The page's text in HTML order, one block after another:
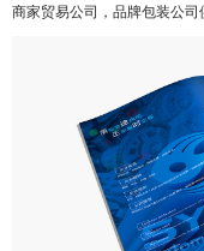
商家贸易公司，品牌包装公